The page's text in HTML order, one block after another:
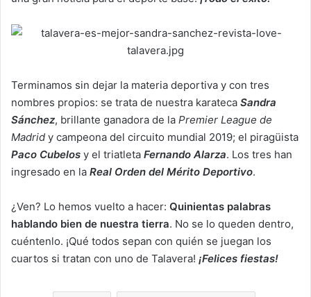
Terminamos sin dejar la materia deportiva y con tres
nombres propios: se trata de nuestra karateca Sandra
Sánchez, brillante ganadora de la Premier League de
Madrid y campeona del circuito mundial 2019; el piragüista
Paco Cubelos y el triatleta Fernando Alarza. Los tres han
ingresado en la Real Orden del Mérito Deportivo.
¿Ven? Lo hemos vuelto a hacer: Quinientas palabras
hablando bien de nuestra tierra. No se lo queden dentro,
cuéntenlo. ¡Qué todos sepan con quién se juegan los
cuartos si tratan con uno de Talavera! ¡Felices fiestas!